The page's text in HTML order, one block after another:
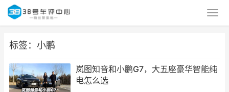
标签：小鹏
岚图知音和小鹏G7，大五座豪华智能纯
电怎么选